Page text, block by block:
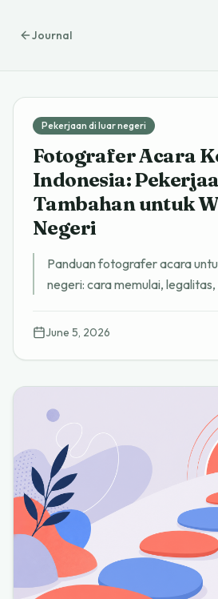
Journal
Pekerjaan di luar negeri
Fotografer Acara
Indonesia:
Tambahan untuk
Negeri
Panduan fotografer acara
negeri: cara memulai,
June 5, 2026